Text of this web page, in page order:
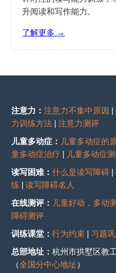
升阅读和写作能力。
了解更多 →
注意力：注意力不集中原因 |
力训练方法 |注意力测评
儿童多动症： 儿童多动症的
童多动症治疗
儿童多动症
读写困难：什么是读写障碍 |
练 |读写障碍名人
在线测评： 儿童好动，多动
障碍测评
训练课堂：行为约束 习题巩
总部地址：杭州市拱墅区教
（全国分中心地址）